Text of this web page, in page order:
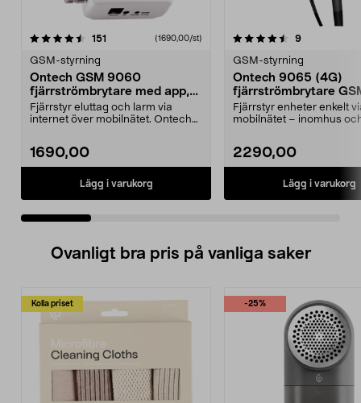
151 recensioner(1690,00/st)
GSM-styrning
Ontech GSM 9060
fjärrströmbrytare med app,
4G
Fjärrstyr eluttag och larm via
internet över mobilnätet. Ontech
1690,00
Lägg i varukorg
4.5 av 5 stjärnor 9recensioner
GSM-styrning
Ontech 9065 (4G)
fjärrströmbrytare
Fjärrstyr enheter enkelt
mobilnätet – inomhus
2290,00
Lägg i varukorg
4.5 av 5 stjärnor
Ovanligt bra pris på vanliga saker
Kolla priset -25%